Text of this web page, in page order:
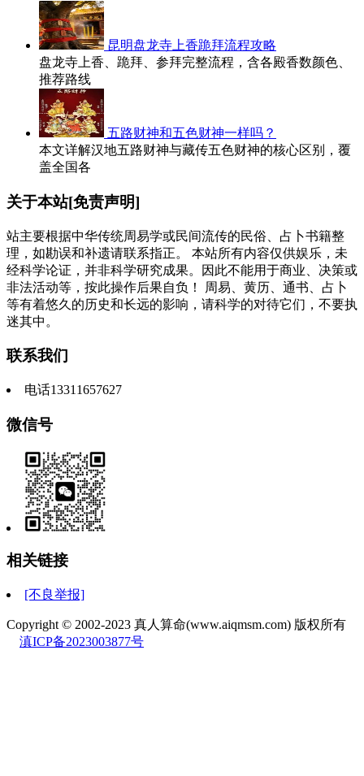
昆明盘龙寺上香跪拜流程攻略
盘龙寺上香、跪拜、参拜完整流程，含各殿香数颜色、
推荐路线
五路财神和五色财神一样吗？
本文详解汉地五路财神与藏传五色财神的核心区别，覆
盖全国各
关于本站[免责声明]
站主要根据中华传统周易学或民间流传的民俗、占卜书籍整
理，如勘误和补遗请联系指正。 本站所有内容仅供娱乐，未
经科学论证，并非科学研究成果。因此不能用于商业、决策或
非法活动等，按此操作后果自负！ 周易、黄历、通书、占卜
等有着悠久的历史和长远的影响，请科学的对待它们，不要执
迷其中。
联系我们
电话13311657627
微信号
相关链接
[不良举报]
Copyright © 2002-2023 真人算命(www.aiqmsm.com) 版权所有
滇ICP备2023003877号